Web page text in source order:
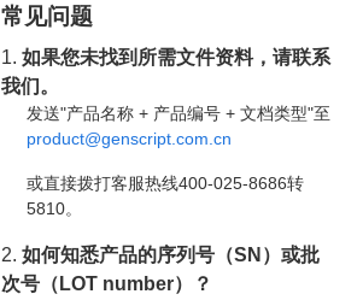
常见问题
1.如果您未找到所需文件资料，请联系
我们。
发送"产品名称 + 产品编号 + 文档类型"至
product@genscript.com.cn
或直接拨打客服热线400-025-8686转
5810。
2.如何知悉产品的序列号（SN）或批
次号（LOT number）？